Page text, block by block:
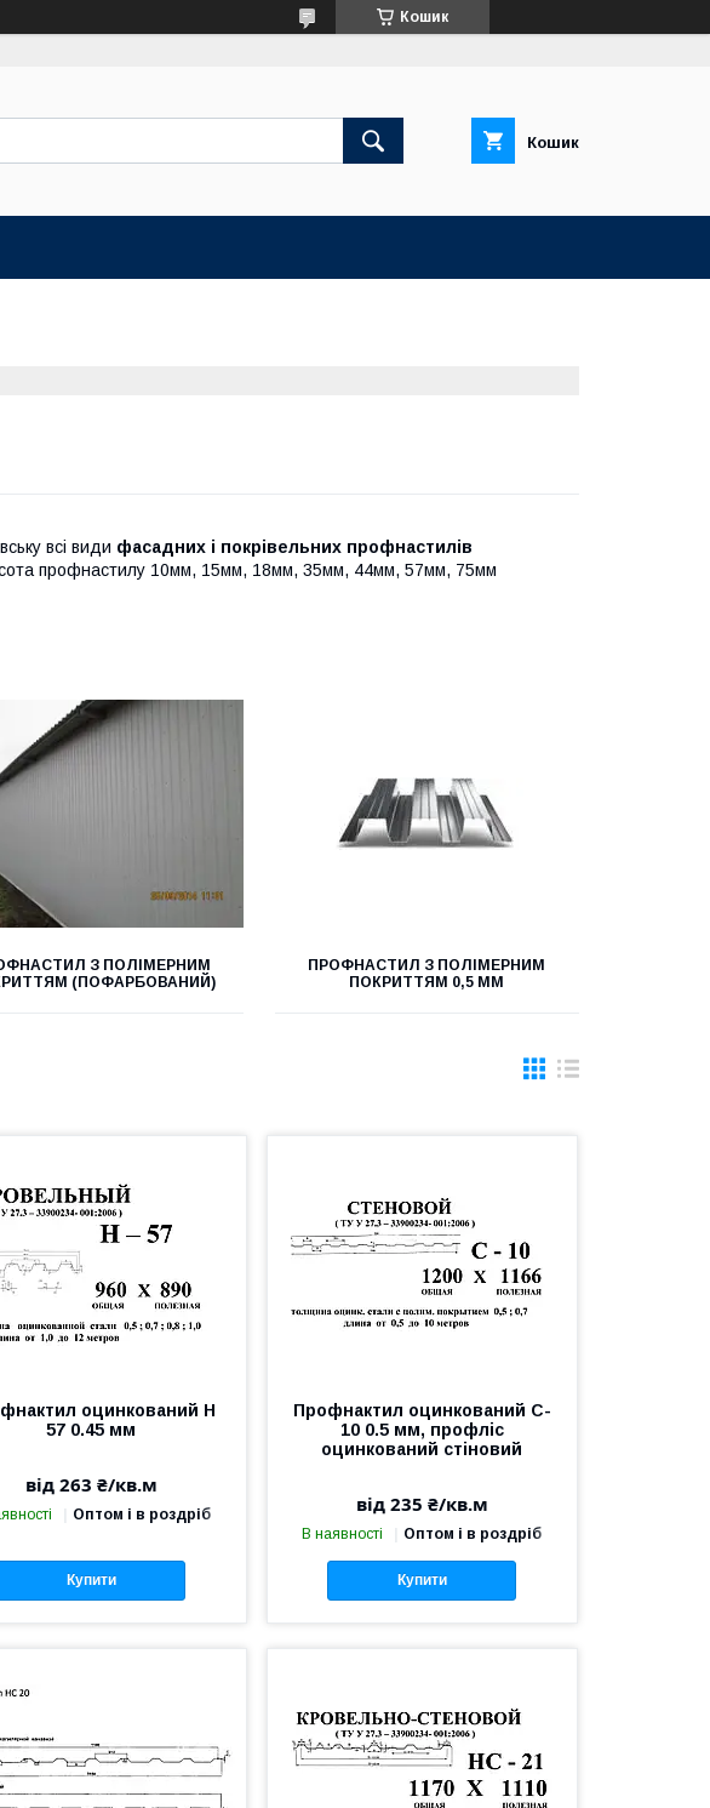
Кошик
Кошик
всі види фасадних і покрівельних профнастилів
профнастилу 10мм, 15мм, 18мм, 35мм, 44мм, 57мм, 75мм
З ПОЛІМЕРНИМ
(ПОФАРБОВАНИЙ)
ПРОФНАСТИЛ З ПОЛІМЕРНИМ
ПОКРИТТЯМ 0,5 ММ
оцинкований Н
57 0.45 мм
від 263 ₴/кв.м
Оптом і в роздріб
Купити
Профнактил оцинкований C-
10 0.5 мм, профліс
оцинкований стіновий
від 235 ₴/кв.м
В наявності Оптом і в роздріб
Купити